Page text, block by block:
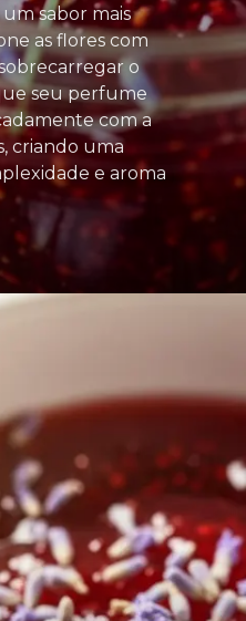
sabor mais
as flores com
o
seu perfume
com a
criando uma
e aroma